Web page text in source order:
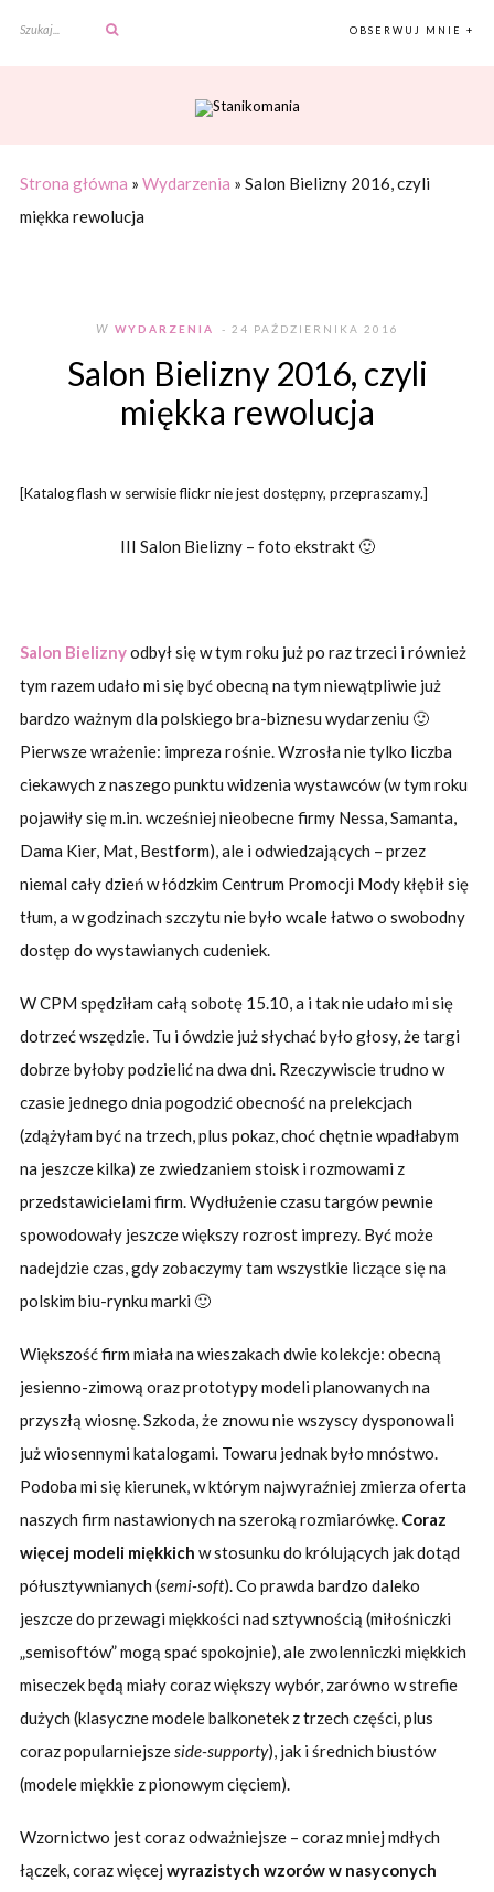
OBSERWUJ MNIE +
Strona główna » Wydarzenia » Salon Bielizny 2016, czyli
miękka rewolucja
W WYDARZENIA - 24 PAŹDZIERNIKA 2016
Salon Bielizny 2016, czyli
miękka rewolucja
[Katalog flash w serwisie flickr nie jest dostępny, przepraszamy.]
III Salon Bielizny – foto ekstrakt 🙂
Salon Bieliznyodbył się w tym roku już po raz trzeci i również
tym razem udało mi się być obecną na tym niewątpliwie już
bardzo ważnym dla polskiego bra-biznesu wydarzeniu 🙂
Pierwsze wrażenie: impreza rośnie. Wzrosła nie tylko liczba
ciekawych z naszego punktu widzenia wystawców (w tym roku
pojawiły się m.in. wcześniej nieobecne firmy Nessa, Samanta,
Dama Kier, Mat, Bestform), ale i odwiedzających – przez
niemal cały dzień w łódzkim Centrum Promocji Mody kłębił się
tłum, a w godzinach szczytu nie było wcale łatwo o swobodny
dostęp do wystawianych cudeniek.
W CPM spędziłam całą sobotę 15.10, a i tak nie udało mi się
dotrzeć wszędzie. Tu i ówdzie już słychać było głosy, że targi
dobrze byłoby podzielić na dwa dni. Rzeczywiscie trudno w
czasie jednego dnia pogodzić obecność na prelekcjach
(zdążyłam być na trzech, plus pokaz, choć chętnie wpadłabym
na jeszcze kilka) ze zwiedzaniem stoisk i rozmowami z
przedstawicielami firm. Wydłużenie czasu targów pewnie
spowodowały jeszcze większy rozrost imprezy. Być może
nadejdzie czas, gdy zobaczymy tam wszystkie liczące się na
polskim biu-rynku marki 🙂
Większość firm miała na wieszakach dwie kolekcje: obecną
jesienno-zimową oraz prototypy modeli planowanych na
przyszłą wiosnę. Szkoda, że znowu nie wszyscy dysponowali
już wiosennymi katalogami. Towaru jednak było mnóstwo.
Podoba mi się kierunek, w którym najwyraźniej zmierza oferta
naszych firm nastawionych na szeroką rozmiarówkę. Coraz
więcej modeli miękkich w stosunku do królujących jak dotąd
półusztywnianych (semi-soft). Co prawda bardzo daleko
jeszcze do przewagi miękkości nad sztywnością (miłośniczki
„semisoftów” mogą spać spokojnie), ale zwolenniczki miękkich
miseczek będą miały coraz większy wybór, zarówno w strefie
dużych (klasyczne modele balkonetek z trzech części, plus
coraz popularniejszeside-supporty), jak i średnich biustów
(modele miękkie z pionowym cięciem).
Wzornictwo jest coraz odważniejsze – coraz mniej mdłych
łączek, coraz więcej wyrazistych wzorów w nasyconych